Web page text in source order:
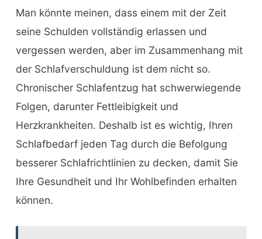
Man könnte meinen, dass einem mit der Zeit
seine Schulden vollständig erlassen und
vergessen werden, aber im Zusammenhang mit
der Schlafverschuldung ist dem nicht so.
Chronischer Schlafentzug hat schwerwiegende
Folgen, darunter Fettleibigkeit und
Herzkrankheiten. Deshalb ist es wichtig, Ihren
Schlafbedarf jeden Tag durch die Befolgung
besserer Schlafrichtlinien zu decken, damit Sie
Ihre Gesundheit und Ihr Wohlbefinden erhalten
können.